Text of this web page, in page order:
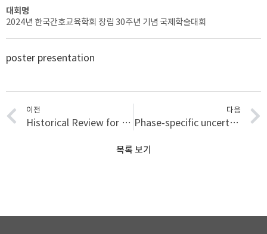
대회명
2024년 한국간호교육학회 창립 30주년 기념 국제학술대회
poster presentation
이전
Historical Review for the Roles and Tasks of Home Health Nurses in South Korea
다음
Phase-specific uncertainties and influencing factors among cancer patients in anticancer drug clinical trials
목록 보기